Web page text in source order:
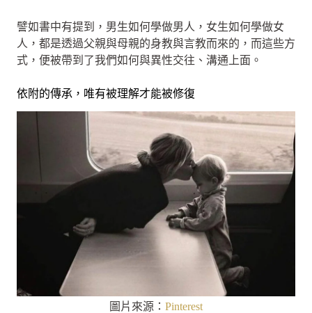
譬如書中有提到，男生如何學做男人，女生如何學做女
人，都是透過父親與母親的身教與言教而來的，而這些方
式，便被帶到了我們如何與異性交往、溝通上面。
依附的傳承，唯有被理解才能被修復
圖片來源： Pinterest